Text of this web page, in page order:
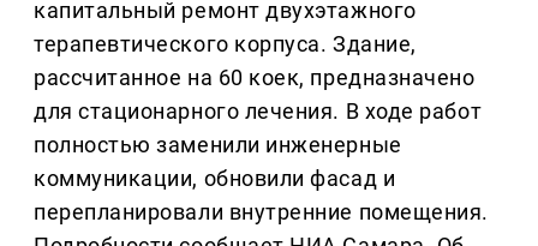
капитальный ремонт двухэтажного
терапевтического корпуса. Здание,
рассчитанное на 60 коек, предназначено
для стационарного лечения. В ходе работ
полностью заменили инженерные
коммуникации, обновили фасад и
перепланировали внутренние помещения.